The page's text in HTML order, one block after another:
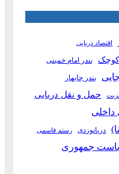
اقتصاد دریایی
کوچک بندر امام خمینی
بندر چابهار
حمل و نقل دریایی
داخلی
دریانوردی رستم قاسمی
جمهوری